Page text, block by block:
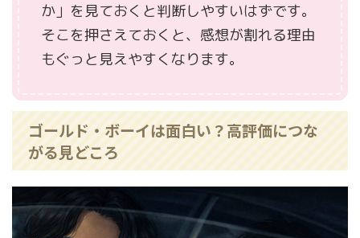
か」を見ておくと判断しやすいはずです。
そこを押さえておくと、感想が割れる理由
もぐっと見えやすくなります。
ゴールド・ボーイは面白い？高評価につな
がる見どころ